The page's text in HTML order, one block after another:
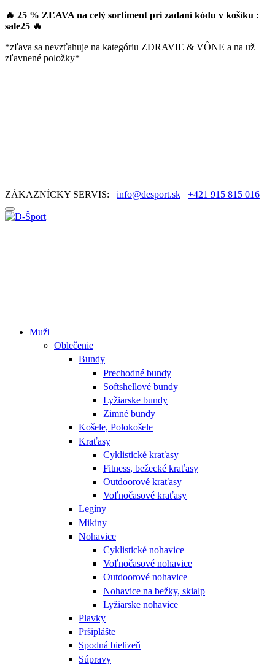
🔥 25 % ZĽAVA na celý sortiment pri zadaní kódu v košíku :
sale25 🔥
*zľava sa nevzťahuje na kategóriu ZDRAVIE & VÔNE a na už
zľavnené položky*
ZÁKAZNÍCKY SERVIS: info@desport.sk +421 915 815 016
Muži
Oblečenie
Bundy
Prechodné bundy
Softshellové bundy
Lyžiarske bundy
Zimné bundy
Košele, Polokošele
Kraťasy
Cyklistické kraťasy
Fitness, bežecké kraťasy
Outdoorové kraťasy
Voľnočasové kraťasy
Legíny
Mikiny
Nohavice
Cyklistické nohavice
Voľnočasové nohavice
Outdoorové nohavice
Nohavice na bežky, skialp
Lyžiarske nohavice
Plavky
Pršiplášte
Spodná bielizeň
Súpravy